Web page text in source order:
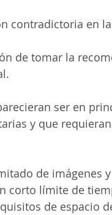
contradictoria en
de tomar la
ser en
y que
de imágenes
corto límite de
de espacio